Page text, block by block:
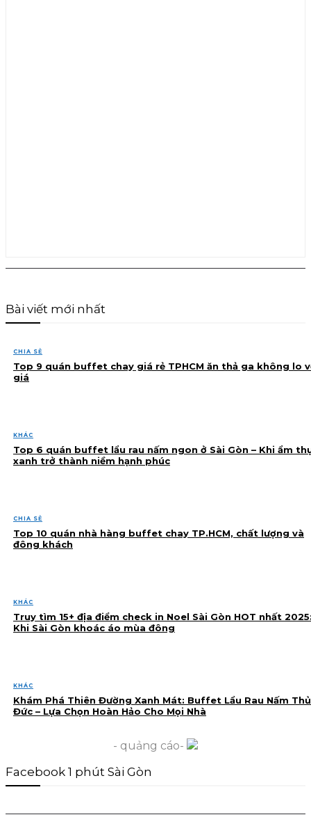
Bài viết mới nhất
CHIA SẺ
Top 9 quán buffet chay giá rẻ TPHCM ăn thả ga không lo
giá
KHÁC
Top 6 quán buffet lẩu rau nấm ngon ở Sài Gòn – Khi ẩm
xanh trở thành niềm hạnh phúc
CHIA SẺ
Top 10 quán nhà hàng buffet chay TP.HCM, chất lượng và
đông khách
KHÁC
Truy tìm 15+ địa điểm check in Noel Sài Gòn HOT nhất
Khi Sài Gòn khoác áo mùa đông
KHÁC
Khám Phá Thiên Đường Xanh Mát: Buffet Lẩu Rau Nấm Thủ
Đức – Lựa Chọn Hoàn Hảo Cho Mọi Nhà
- quảng cáo-
Facebook 1 phút Sài Gòn